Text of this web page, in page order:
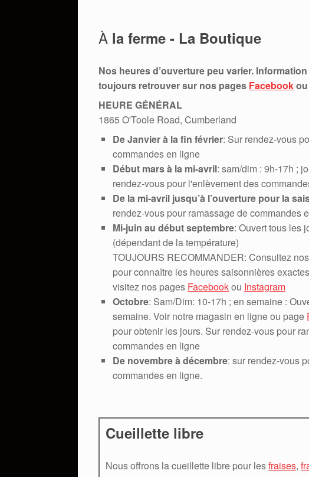
À la ferme - La Boutique
Nos heures d’ouverture peu varier.
toujours retrouver sur nos pages Facebookou
HEURE GÉNÉRAL
1865 O'Toole Road, Cumberland
De Janvier à la fin février: Sur rendez-vous
commandes en ligne
Début mars à la mi-avril: sam/dim : 9h-17h ;
rendez-vous pour l'enlèvement des
De la mi-avril jusqu’à l’ouverture pour la
rendez-vous pour ramassage de commandes
Mi-juin au début septembre: Ouvert tous les
(dépendant de la température)
TOUJOURS RECOMMANDER: Consultez
pour connaître les heures saisonnières
visitez nos pages Facebookou Instagram
Octobre: Sam/Dim: 10-17h ; en semaine :
semaine. Voir notre magasin en ligne ou page
pour obtenir les jours. Sur rendez-vous pour
commandes en ligne
De novembre à décembre: sur rendez-vous
commandes en ligne.
Cueillette libre
Nous offrons la cueillette libre pour lesfraises,